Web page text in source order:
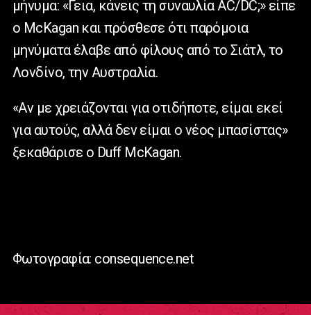
μήνυμα: «Γεια, κάνεις τη συναυλία AC/DC;» είπε
ο McKagan και πρόσθεσε ότι παρόμοια
μηνύματα έλαβε από φίλους από το Σιάτλ, το
Λονδίνο, την Αυστραλία.
«Αν με χρειάζονται για οτιδήποτε, είμαι εκεί
για αυτούς, αλλά δεν είμαι ο νέος μπασίστας»
ξεκαθάρισε ο Duff McKagan.
Φωτογραφία: consequence.net